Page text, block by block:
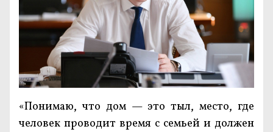
«Понимаю, что дом — это тыл, место, где
человек проводит время с семьей и должен